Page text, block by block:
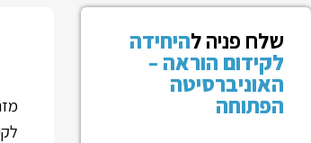
שלח פניה להיחידה
לקידום הוראה –
האוניברסיטה
הפתוחה